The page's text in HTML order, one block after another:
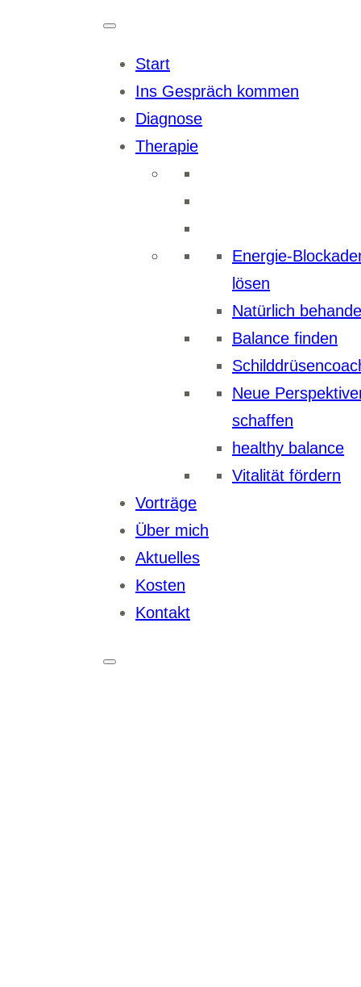
Start
Ins Gespräch kommen
Diagnose
Therapie
Energie-
lösen
Natürlich
Balance finden
Neue
schaffen
healthy balance
Vitalität fördern
Vorträge
Über mich
Aktuelles
Kosten
Kontakt